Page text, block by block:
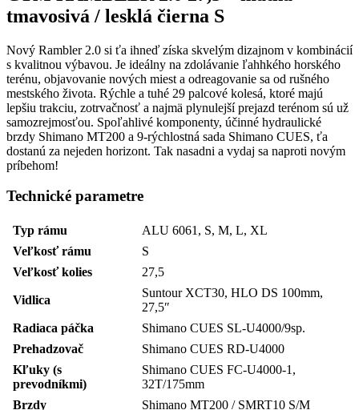
tmavosivá / lesklá čierna S
Nový Rambler 2.0 si ťa ihneď získa skvelým dizajnom v kombinácií
s kvalitnou výbavou. Je ideálny na zdolávanie ľahhkého horského
terénu, objavovanie nových miest a odreagovanie sa od rušného
mestského života. Rýchle a tuhé 29 palcové kolesá, ktoré majú
lepšiu trakciu, zotrvačnosť a najmä plynulejší prejazd terénom sú už
samozrejmosťou. Spoľahlivé komponenty, účinné hydraulické
brzdy Shimano MT200 a 9-rýchlostná sada Shimano CUES, ťa
dostanú za nejeden horizont. Tak nasadni a vydaj sa naproti novým
príbehom!
Technické parametre
Typ rámu
ALU 6061, S, M, L, XL
Veľkosť rámu
S
Veľkosť kolies
27,5
Vidlica
Suntour XCT30, HLO DS 100mm,
27,5″
Radiaca páčka
Shimano CUES SL-U4000/9sp.
Prehadzovač
Shimano CUES RD-U4000
Kľuky (s
prevodníkmi)
Shimano CUES FC-U4000-1,
32T/175mm
Brzdy
Shimano MT200 / SMRT10 S/M